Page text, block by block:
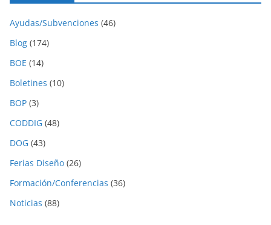
Ayudas/Subvenciones (46)
Blog (174)
BOE (14)
Boletines (10)
BOP (3)
CODDIG (48)
DOG (43)
Ferias Diseño (26)
Formación/Conferencias (36)
Noticias (88)